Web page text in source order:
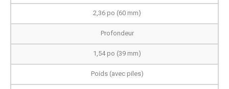
2,36 po (60 mm)
Profondeur
1,54 po (39 mm)
Poids (avec piles)